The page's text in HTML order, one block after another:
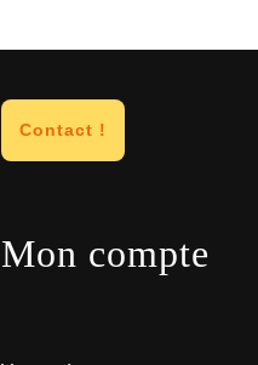
Contact !
Mon compte